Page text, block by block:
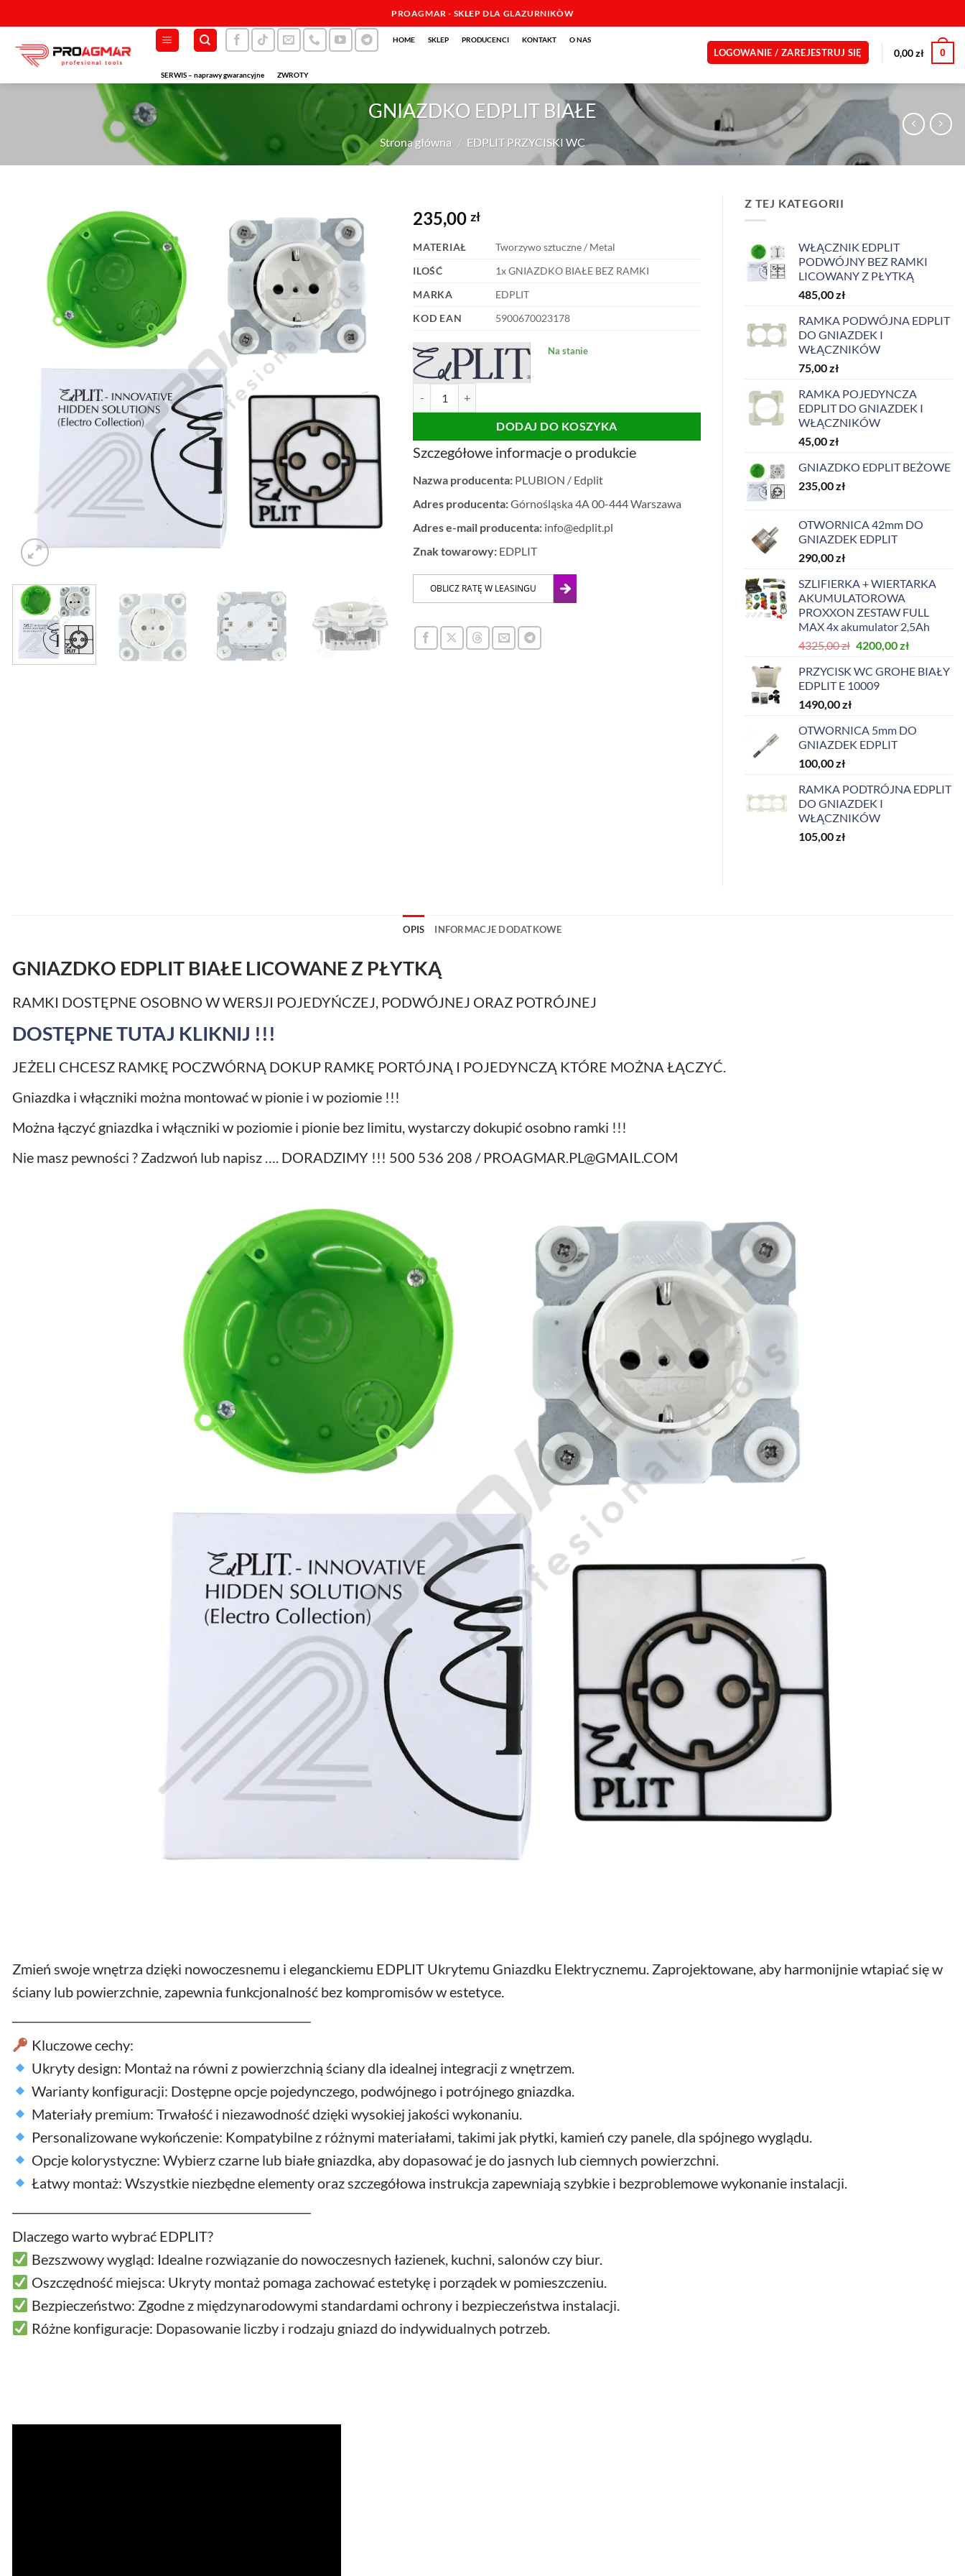
do
zawartości
PROAGMAR - SKLEP DLA GLAZURNIKÒW
HOME SKLEP PRODUCENCI KONTAKT O NAS
SERWIS – naprawy gwarancyjne ZWROTY
LOGOWANIE / ZAREJESTRUJ SIĘ 0,00zł 0
GNIAZDKO EDPLIT BIAŁE
Strona główna / EDPLIT PRZYCISKI WC
235,00zł
MATERIAŁ
Tworzywo sztuczne / Metal
ILOŚĆ
1x GNIAZDKO BIAŁE BEZ RAMKI
MARKA
EDPLIT
KOD EAN
5900670023178
Na stanie
DODAJ DO KOSZYKA
Szczegółowe informacje o produkcie
Nazwa producenta: PLUBION / Edplit
Adres producenta:Górnośląska 4A 00-444 Warszawa
Adres e-mail producenta: info@edplit.pl
Znak towarowy: EDPLIT
Z TEJ KATEGORII
WŁĄCZNIK EDPLIT
PODWÓJNY BEZ RAMKI
LICOWANY Z PŁYTKĄ
485,00zł
RAMKA PODWÓJNA EDPLIT
DO GNIAZDEK I
WŁĄCZNIKÓW
75,00zł
RAMKA POJEDYNCZA
EDPLIT DO GNIAZDEK I
WŁĄCZNIKÓW
45,00zł
GNIAZDKO EDPLIT BEŻOWE
235,00zł
OTWORNICA 42mm DO
GNIAZDEK EDPLIT
290,00zł
SZLIFIERKA + WIERTARKA
AKUMULATOROWA
PROXXON ZESTAW FULL
MAX 4x akumulator 2,5Ah
4325,00zł Pierwotna
wynosiła:
4325,00 zł.
4200,00złAktualna
wynosi:
PRZYCISK WC GROHE BIAŁY
EDPLIT E 10009
1490,00zł
OTWORNICA 5mm DO
GNIAZDEK EDPLIT
100,00zł
RAMKA PODTRÓJNA EDPLIT
DO GNIAZDEK I
WŁĄCZNIKÓW
105,00zł
OPIS INFORMACJE DODATKOWE
GNIAZDKO EDPLIT BIAŁE LICOWANE Z PŁYTKĄ
RAMKI DOSTĘPNE OSOBNO W WERSJI POJEDYŃCZEJ, PODWÓJNEJ ORAZ POTRÓJNEJ
DOSTĘPNE TUTAJ KLIKNIJ !!!
JEŻELI CHCESZ RAMKĘ POCZWÓRNĄ DOKUP RAMKĘ PORTÓJNĄ I POJEDYNCZĄ KTÓRE MOŻNA ŁĄCZYĆ.
Gniazdka i włączniki można montować w pionie i w poziomie !!!
Można łączyć gniazdka i włączniki w poziomie i pionie bez limitu, wystarczy dokupić osobno ramki !!!
Nie masz pewności ? Zadzwoń lub napisz …. DORADZIMY !!! 500 536 208 / PROAGMAR.PL@GMAIL.COM
Zmień swoje wnętrza dzięki nowoczesnemu i eleganckiemu EDPLIT Ukrytemu Gniazdku Elektrycznemu. Zaprojektowane, aby harmonijnie wtapiać się w
ściany lub powierzchnie, zapewnia funkcjonalność bez kompromisów w estetyce.
Kluczowe cechy:
Ukryty design: Montaż na równi z powierzchnią ściany dla idealnej integracji z wnętrzem.
Warianty konfiguracji: Dostępne opcje pojedynczego, podwójnego i potrójnego gniazdka.
Materiały premium: Trwałość i niezawodność dzięki wysokiej jakości wykonaniu.
Personalizowane wykończenie: Kompatybilne z różnymi materiałami, takimi jak płytki, kamień czy panele, dla spójnego wyglądu.
Opcje kolorystyczne: Wybierz czarne lub białe gniazdka, aby dopasować je do jasnych lub ciemnych powierzchni.
Łatwy montaż: Wszystkie niezbędne elementy oraz szczegółowa instrukcja zapewniają szybkie i bezproblemowe wykonanie instalacji.
Dlaczego warto wybrać EDPLIT?
Bezszwowy wygląd: Idealne rozwiązanie do nowoczesnych łazienek, kuchni, salonów czy biur.
Oszczędność miejsca: Ukryty montaż pomaga zachować estetykę i porządek w pomieszczeniu.
Bezpieczeństwo: Zgodne z międzynarodowymi standardami ochrony i bezpieczeństwa instalacji.
Różne konfiguracje: Dopasowanie liczby i rodzaju gniazd do indywidualnych potrzeb.